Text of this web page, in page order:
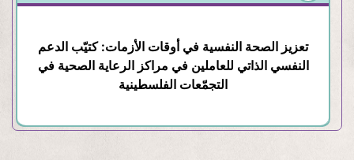
تعزيز الصحة النفسية في أوقات الأزمات: كتيّب الدعم
النفسي الذاتي للعاملين في مراكز الرعاية الصحية في
التجمّعات الفلسطينية